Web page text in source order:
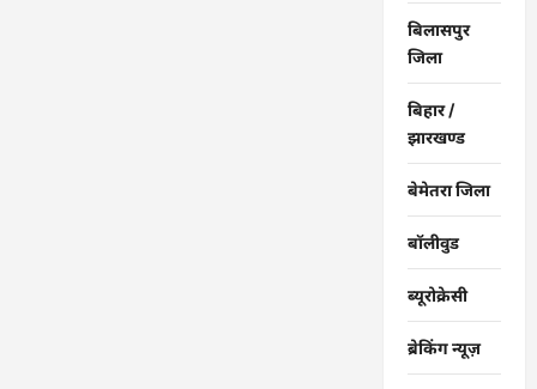
बिलासपुर
जिला
बिहार /
झारखण्ड
बेमेतरा जिला
बॉलीवुड
ब्यूरोक्रेसी
ब्रेकिंग न्यूज़